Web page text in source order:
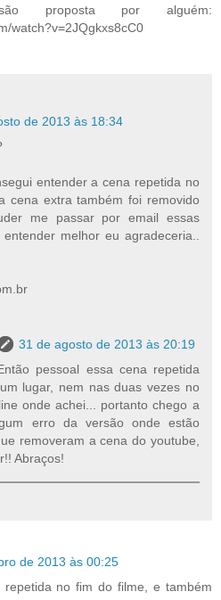
proposta por alguém:
watch?v=2JQgkxs8cC0
de 2013 às 18:34
entender a cena repetida no
cena extra também foi removido
me passar por email essas
melhor eu agradeceria..
31 de agosto de 2013 às 20:19
pessoal essa cena repetida
lugar, nem nas duas vezes no
onde achei... portanto chego a
erro da versão onde estão
removeram a cena do youtube,
Abraços!
de 2013 às 00:25
no fim do filme, e também